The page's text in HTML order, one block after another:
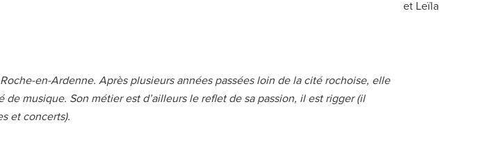
en-Ardenne. Après plusieurs années passées loin de la cité rochoise, elle
musique. Son métier est d’ailleurs le reflet de sa passion, il est rigger (il
et concerts).